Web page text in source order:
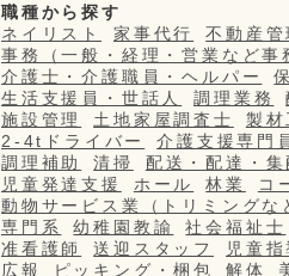
職種から探す
ネイリスト
家事代行 不動産管
事務（一般・経理・営業など事
介護士・介護職員・ヘルパー
生活支援員・世話人
調理業務
施設管理
土地家屋調査士 製材
2-4tドライバー
介護支援専門
調理補助
清掃 配送・配達・集
児童発達支援
ホール 林業 コ
動物サービス業（トリミングな
専門系
幼稚園教諭 社会福祉士
准看護師
送迎スタッフ 児童指
広報
ピッキング・梱包 解体